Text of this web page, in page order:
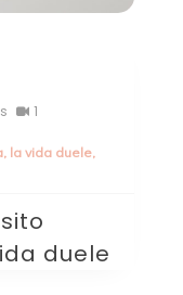
1
, la vida duele,
duele